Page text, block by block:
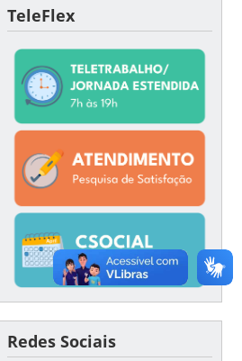
TeleFlex
Redes Sociais